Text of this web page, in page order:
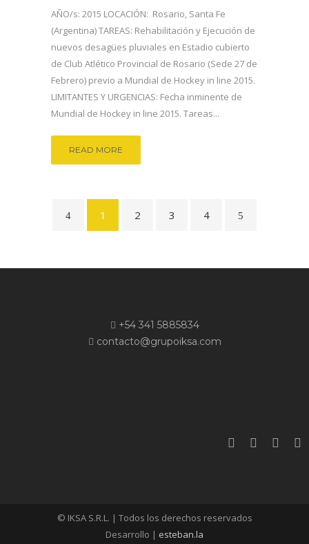
AÑO/s: 2015 LOCACIÓN: Rosario, Santa Fe
(Argentina) TAREAS: Rehabilitación y Ejecución de
nuevos desagües pluviales en Estadio cubierto
de Club Atlético Provincial de Rosario (Sede 27 de
Febrero) previo a Mundial de Hockey in line 2015.
LIMITANTES Y URGENCIAS: Fecha inminente de
Mundial de Hockey in line 2015. Tareas...
READ MORE
1 2 3 4
+54 341 5885834
contacto@grupoiksa.com
© IKSA S.R.L. | Todos los derechos reservados
Desarrollo | esteban.la